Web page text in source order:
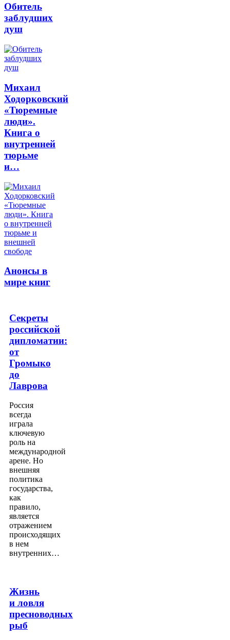
Обитель
заблудших
душ
Михаил
Ходорковский
«Тюремные
люди».
Книга о
внутренней
тюрьме
и…
Анонсы в
мире книг
Секреты
российской
дипломатии:
от
Громыко
до
Лаврова
Россия
всегда
играла
ключевую
роль на
международной
арене. Но
внешняя
политика
государства,
как
правило,
является
отражением
происходящих
в нем
внутренних…
Жизнь
и ловля
пресноводных
рыб